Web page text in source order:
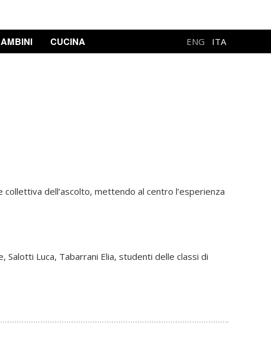
CUCINA ENG ITA
dell’ascolto, mettendo al centro l’esperienza
Salotti Luca, Tabarrani Elia, studenti delle classi di